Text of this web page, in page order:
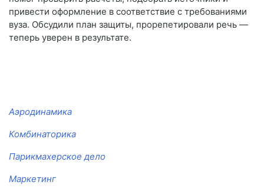
привести оформление в соответствие с требованиями
вуза. Обсудили план защиты, прорепетировали речь —
теперь уверен в результате.
Аэродинамика
Комбинаторика
Парикмахерское дело
Маркетинг